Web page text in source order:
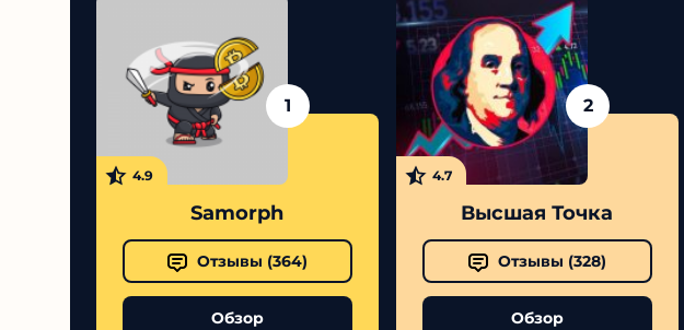
1
4.9
Samorph
Отзывы ( 364)
Обзор
2
4.7
Высшая Точка
Отзывы ( 328)
Обзор